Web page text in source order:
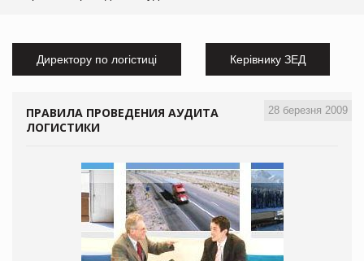
Директору по логістиці Керівнику ЗЕД
28 березня 2009
ПРАВИЛА ПРОВЕДЕНИЯ АУДИТА
ЛОГИСТИКИ